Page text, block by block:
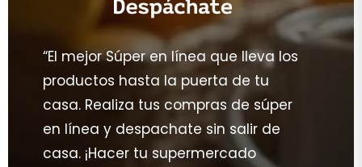
“El mejor Súper en línea que lleva los
productos hasta la puerta de tu
casa. Realiza tus compras de súper
en línea y despachate sin salir de
casa. ¡Hacer tu supermercado